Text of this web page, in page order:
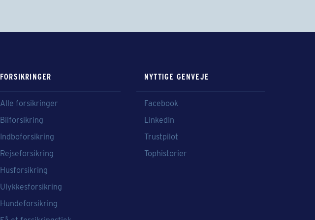
FORSIKRINGER
Alle forsikringer
Bilforsikring
Indboforsikring
Rejseforsikring
Husforsikring
Ulykkesforsikring
Hundeforsikring
NYTTIGE GENVEJE
Facebook
LinkedIn
Trustpilot
Tophistorier